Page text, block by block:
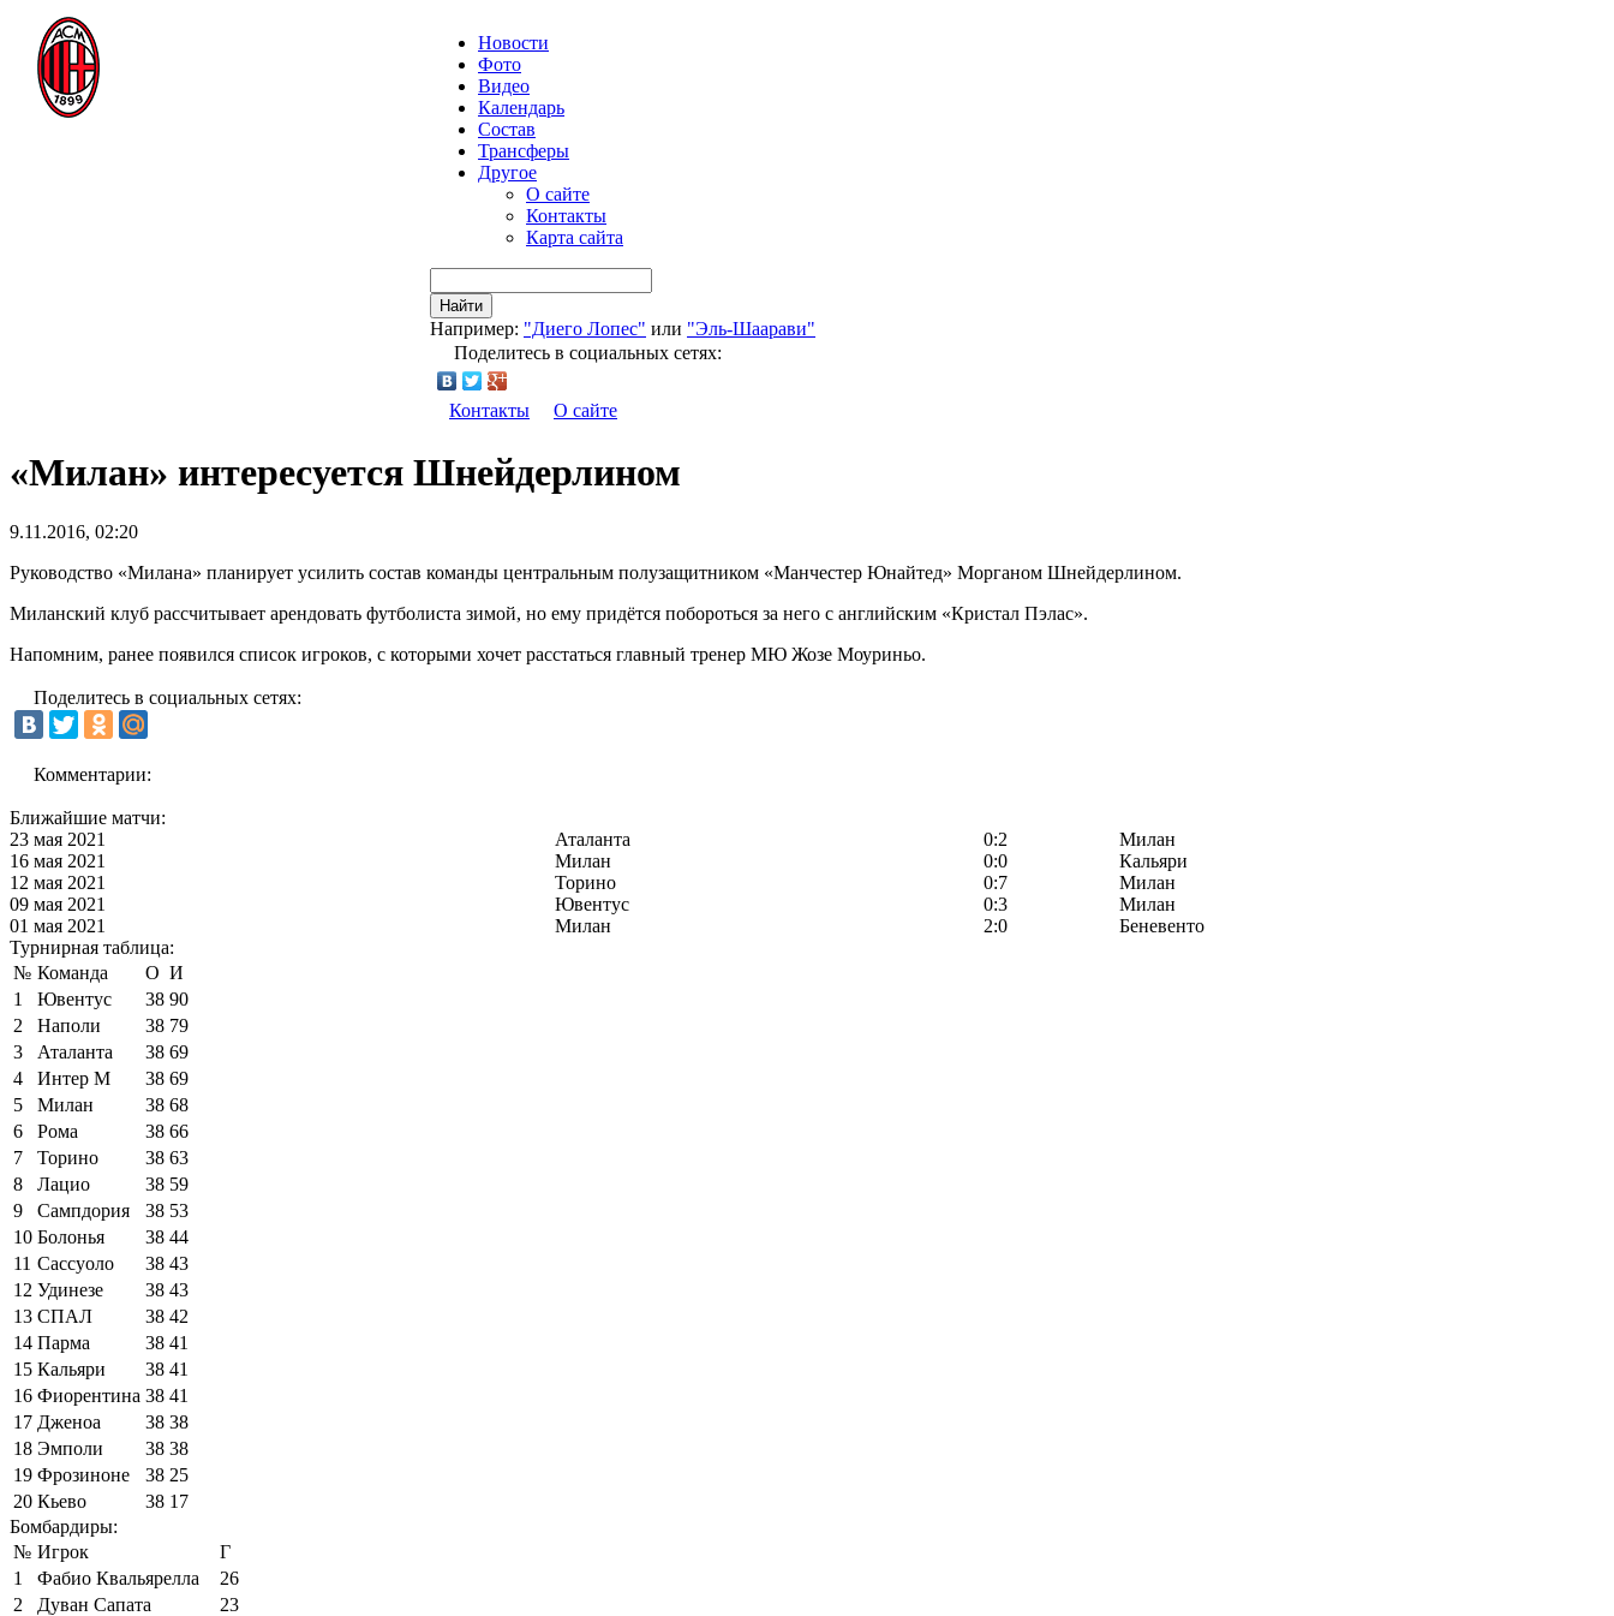
Новости
Фото
Видео
Календарь
Состав
Трансферы
Другое
О сайте
Контакты
Карта сайта
Найти
Например: "Диего Лопес" или "Эль-Шаарави"
Поделитесь в социальных сетях:
Контакты О сайте
«Милан» интересуется Шнейдерлином
9.11.2016, 02:20
Руководство «Милана» планирует усилить состав команды центральным полузащитником «Манчестер Юнайтед» Морганом Шнейдерлином.
Миланский клуб рассчитывает арендовать футболиста зимой, но ему придётся побороться за него с английским «Кристал Пэлас».
Напомним, ранее появился список игроков, с которыми хочет расстаться главный тренер МЮ Жозе Моуриньо.
Поделитесь в социальных сетях:
Комментарии:
Ближайшие матчи:
23 мая 2021
Аталанта 0:2
Милан
16 мая 2021
Милан 0:0
Кальяри
12 мая 2021
Торино 0:7
Милан
09 мая 2021
Ювентус 0:3
Милан
01 мая 2021
Милан 2:0
Беневенто
Турнирная таблица:
№ Команда О И
1
Ювентус 38 90
2
Наполи 38 79
3
Аталанта 38 69
4
Интер М 38 69
5
Милан 38 68
6
Рома 38 66
7
Торино 38 63
8
Лацио 38 59
9
Сампдория 38 53
10 Болонья 38 44
11 Сассуоло 38 43
12 Удинезе 38 43
13 СПАЛ 38 42
14 Парма 38 41
15 Кальяри 38 41
16 Фиорентина 38 41
17 Дженоа 38 38
18 Эмполи 38 38
19 Фрозиноне 38 25
20 Кьево 38 17
Бомбардиры:
№ Игрок
Г
1
Фабио Квальярелла
26
2
Дуван Сапата
23